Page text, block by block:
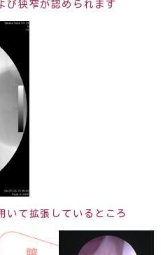
び狭窄が認められます
いて拡張しているところ